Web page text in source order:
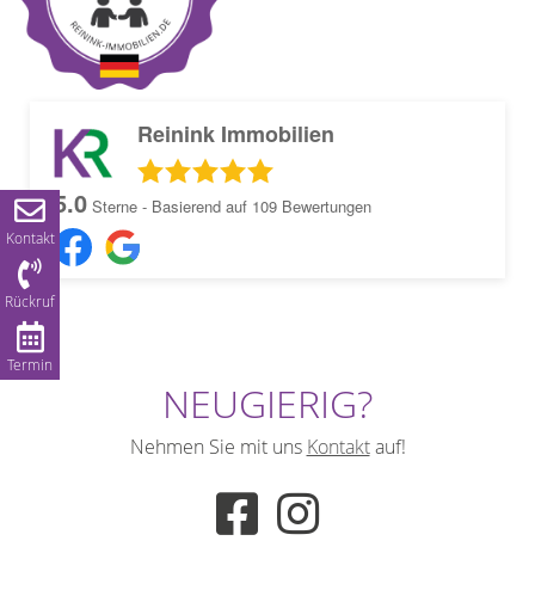
Kontakt
Rückruf
Termin
Reinink Immobilien
5.0 Sterne - Basierend auf 109 Bewertungen
NEUGIERIG?
Nehmen Sie mit uns Kontaktauf!